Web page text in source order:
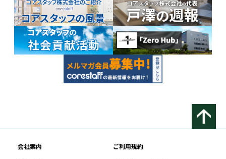
会社案内
ご利用規約